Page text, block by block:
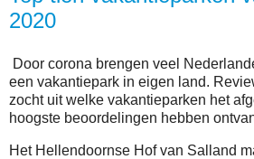
2020
Door corona brengen veel
een vakantiepark in eigen land.
zocht uit welke vakantieparken het
hoogste beoordelingen hebben
Het Hellendoornse Hof van Salland